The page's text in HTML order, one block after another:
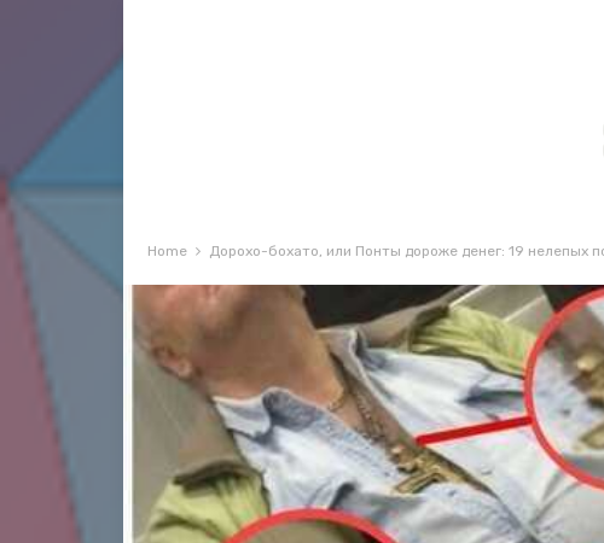
Home Дорохо-бохато, или Понты дороже денег: 19 нелепых